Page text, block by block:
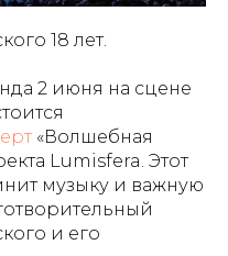
18 лет.
2 июня на сцене
«Волшебная
Lumisfera. Этот
музыку и важную
и его